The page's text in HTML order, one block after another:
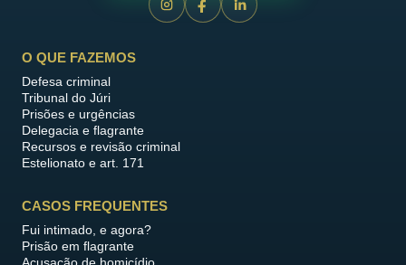
O QUE FAZEMOS
Defesa criminal
Tribunal do Júri
Prisões e urgências
Delegacia e flagrante
Recursos e revisão criminal
Estelionato e art. 171
CASOS FREQUENTES
Fui intimado, e agora?
Prisão em flagrante
Acusação de homicídio